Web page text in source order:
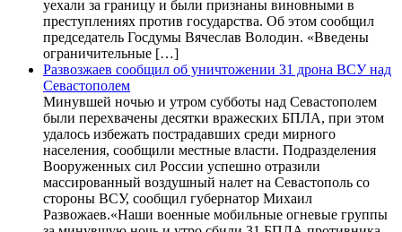
уехали за границу и были признаны виновными в
преступлениях против государства. Об этом сообщил
председатель Госдумы Вячеслав Володин. «Введены
ограничительные […]
Развозжаев сообщил об уничтожении 31 дрона ВСУ над
Севастополем
Минувшей ночью и утром субботы над Севастополем
были перехвачены десятки вражеских БПЛА, при этом
удалось избежать пострадавших среди мирного
населения, сообщили местные власти. Подразделения
Вооруженных сил России успешно отразили
массированный воздушный налет на Севастополь со
стороны ВСУ, сообщил губернатор Михаил
Развожаев.«Наши военные мобильные огневые группы